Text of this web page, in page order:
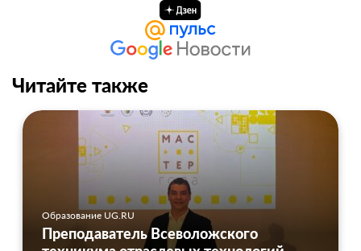
Читайте также
Образование UG.RU
Преподаватель Всеволожского